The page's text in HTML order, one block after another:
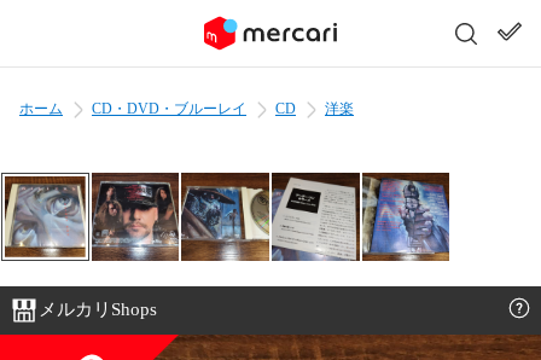
ホーム CD・DVD・ブルーレイ CD 洋楽
メルカリShops